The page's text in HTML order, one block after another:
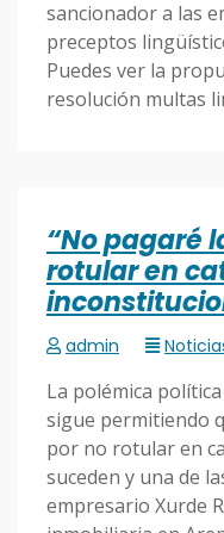
sancionador a las
preceptos
Puedes ver la
resolución multas
“No pagaré
rotular en
admin
La polémica
sigue permitiendo
por no rotular en
suceden y una de
empresario Xurde